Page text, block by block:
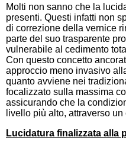
Molti non sanno che la
presenti. Questi infatti non
di correzione della vernice
parte del suo trasparente
vulnerabile al cedimento
Con questo concetto
approccio meno invasivo
quanto avviene nei
focalizzato sulla massima
assicurando che la
livello più alto, attraverso
Lucidatura finalizzata alla